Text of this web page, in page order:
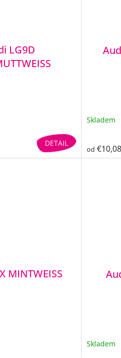
LG9D
DETAIL
Skladem
od €10,08
MINTWEISS
Skladem